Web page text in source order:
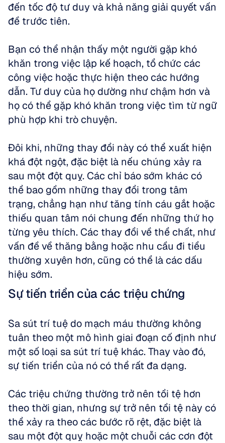
đến tốc độ tư duy và khả năng giải quyết vấn
đề trước tiên.
Bạn có thể nhận thấy một người gặp khó
khăn trong việc lập kế hoạch, tổ chức các
công việc hoặc thực hiện theo các hướng
dẫn. Tư duy của họ dường như chậm hơn và
họ có thể gặp khó khăn trong việc tìm từ ngữ
phù hợp khi trò chuyện.
Đôi khi, những thay đổi này có thể xuất hiện
khá đột ngột, đặc biệt là nếu chúng xảy ra
sau một đột quỵ. Các chỉ báo sớm khác có
thể bao gồm những thay đổi trong tâm
trạng, chẳng hạn như tăng tính cáu gắt hoặc
thiếu quan tâm nói chung đến những thứ họ
từng yêu thích. Các thay đổi về thể chất, như
vấn đề về thăng bằng hoặc nhu cầu đi tiểu
thường xuyên hơn, cũng có thể là các dấu
hiệu sớm.
Sự tiến triển của các triệu chứng
Sa sút trí tuệ do mạch máu thường không
tuân theo một mô hình giai đoạn cố định như
một số loại sa sút trí tuệ khác. Thay vào đó,
sự tiến triển của nó có thể rất đa dạng.
Các triệu chứng thường trở nên tồi tệ hơn
theo thời gian, nhưng sự trở nên tồi tệ này có
thể xảy ra theo các bước rõ rệt, đặc biệt là
sau một đột quỵ hoặc một chuỗi các cơn đột